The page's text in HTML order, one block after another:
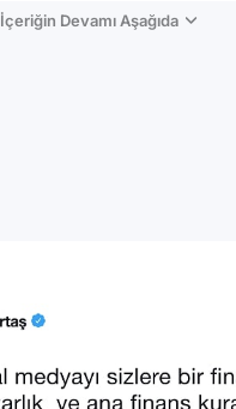
İçeriğin Devamı Aşağıda